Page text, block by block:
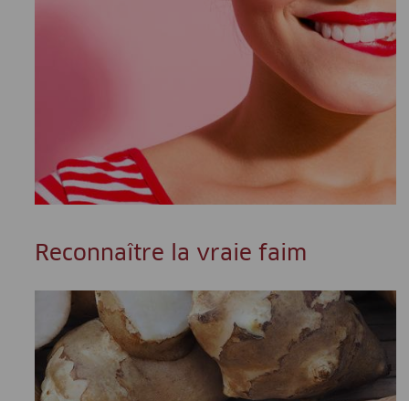
Reconnaître la vraie faim